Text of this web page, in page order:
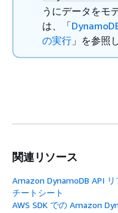
うにデータをモ
は、「
の実行 」を参照
関連リソース
Amazon DynamoDB API リ
チートシート
AWS SDK での Amazon